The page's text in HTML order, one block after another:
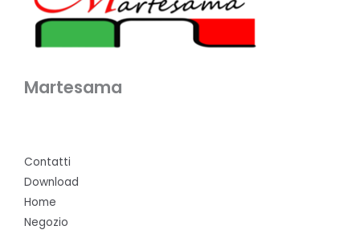
Martesama
Contatti
Download
Home
Negozio